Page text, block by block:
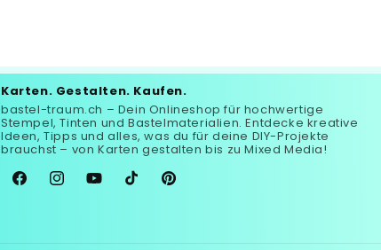
Karten. Gestalten. Kaufen.
bastel-traum.ch – Dein Onlineshop für hochwertige
Stempel, Tinten und Bastelmaterialien. Entdecke kreative
Ideen, Tipps und alles, was du für deine DIY-Projekte
brauchst – von Karten gestalten bis zu Mixed Media!
FacebookInstagramYouTubeTikTokPinterest